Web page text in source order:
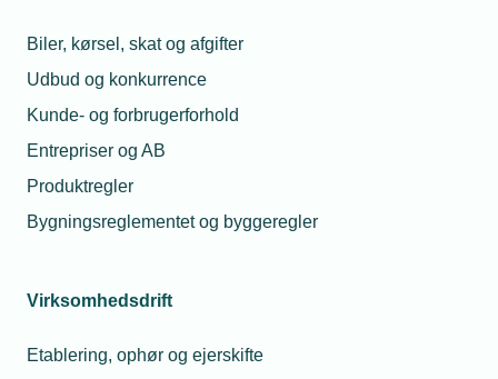
Biler, kørsel, skat og afgifter
Udbud og konkurrence
Kunde- og forbrugerforhold
Entrepriser og AB
Produktregler
Bygningsreglementet og byggeregler
Virksomhedsdrift
Etablering, ophør og ejerskifte
Husk at det er muligt at søge SPS